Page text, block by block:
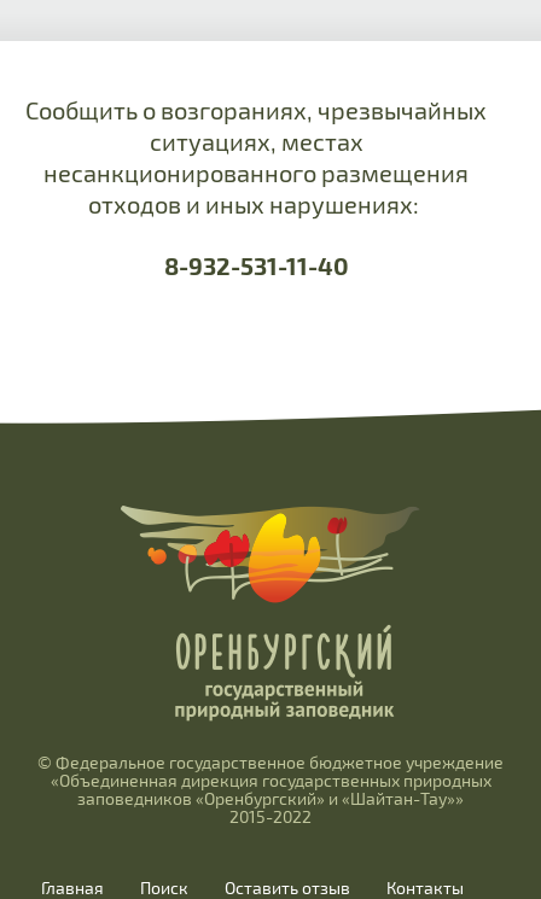
Сообщить о возгораниях, чрезвычайных
ситуациях, местах
несанкционированного размещения
отходов и иных нарушениях:
8-932-531-11-40
© Федеральное государственное бюджетное учреждение
«Объединенная дирекция государственных природных
заповедников «Оренбургский» и «Шайтан-Тау»»
2015-2022
Главная Поиск Оставить отзыв Контакты